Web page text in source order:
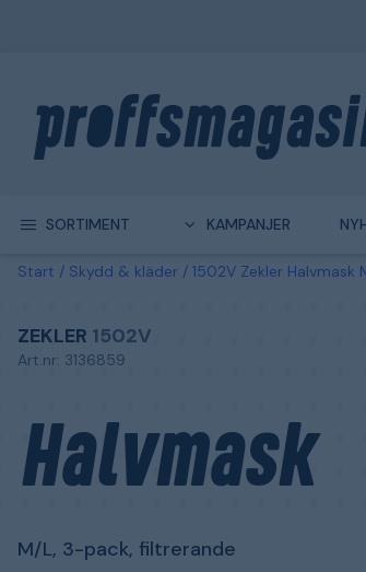
SORTIMENT KAMPANJER
Start Skydd & kläder 1502V Zekler
ZEKLER 1502V
Art.nr: 3136859
Halvmask
M/L, 3-pack, filtrerande